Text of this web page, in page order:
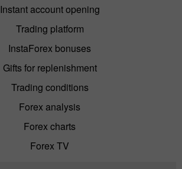
Instant account opening
Trading platform
InstaForex bonuses
Gifts for replenishment
Trading conditions
Forex analysis
Forex charts
Forex TV